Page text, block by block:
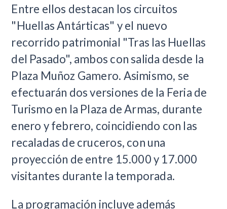
Entre ellos destacan los circuitos
"Huellas Antárticas" y el nuevo
recorrido patrimonial "Tras las Huellas
del Pasado", ambos con salida desde la
Plaza Muñoz Gamero. Asimismo, se
efectuarán dos versiones de la Feria de
Turismo en la Plaza de Armas, durante
enero y febrero, coincidiendo con las
recaladas de cruceros, con una
proyección de entre 15.000 y 17.000
visitantes durante la temporada.
La programación incluye además